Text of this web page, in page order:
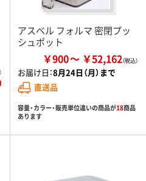
アスベル フォルマ 密閉プッ
シュポット
￥900 ￥52,162
お届け日：8月24日（月）まで
直送品
容量・カラー・販売単位違いの商品が18商品
あります